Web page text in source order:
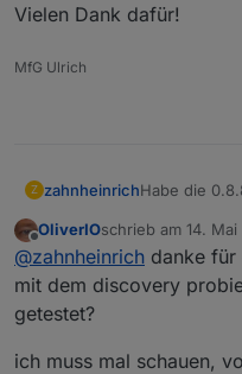
Vielen Dank dafür!
MfG Ulrich
Z zahnheinrichHabe die
Ein echter
Server
Vielen Dank
Offline
OliverIOschrieb am 14.
zuletzt editiert von
@zahnheinrich danke für
mit dem discovery
getestet?
ich muss mal schauen,